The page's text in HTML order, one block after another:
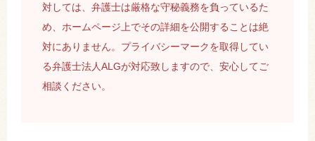
対しては、弁護士は厳格な守秘義務を負っているた
め、ホームページ上でその詳細を公開することは絶
対にありません。プライバシーマークを取得してい
る弁護士法人ALGが対応致しますので、安心してご
相談ください。